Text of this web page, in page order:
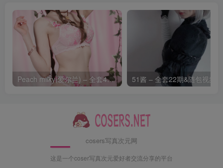
[4.27]
虎森森 – NO.030 透明护士[60P-361.3M]
[4.25]
虎森森 – NO.029 杀戮都市 下平玲花[69P-104.3M]
虎森森 – NO.028 阿努比斯[88P-3V-142.5M]
虎森森 – NO.027 巫女[60P-66.7M]
Peach milky(爱尔兰) – 全套49期&视频[16.1G-2026.8]
cosers写真次元网
这是一个coser写真次元爱好者交流分享的平台